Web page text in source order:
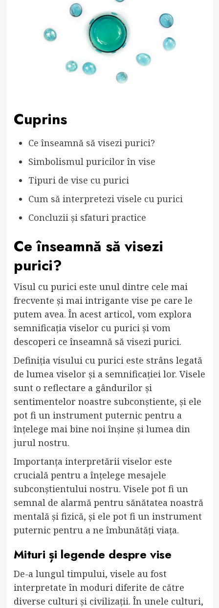
Cuprins
Ce înseamnă să visezi purici?
Simbolismul puricilor în vise
Tipuri de vise cu purici
Cum să interpretezi visele cu purici
Concluzii și sfaturi practice
Ce înseamnă să visezi
purici?
Visul cu purici este unul dintre cele mai
frecvente și mai intrigante vise pe care le
putem avea. În acest articol, vom explora
semnificația viselor cu purici și vom
descoperi ce înseamnă să visezi purici.
Definiția visului cu purici este strâns legată
de lumea viselor și a semnificației lor. Visele
sunt o reflectare a gândurilor și
sentimentelor noastre subconștiente, și ele
pot fi un instrument puternic pentru a
înțelege mai bine noi înșine și lumea din
jurul nostru.
Importanța interpretării viselor este
crucială pentru a înțelege mesajele
subconștientului nostru. Visele pot fi un
semnal de alarmă pentru sănătatea noastră
mentală și fizică, și ele pot fi un instrument
puternic pentru a ne îmbunătăți viața.
Mituri și legende despre vise
De-a lungul timpului, visele au fost
interpretate în moduri diferite de către
diverse culturi și civilizații. În unele culturi,